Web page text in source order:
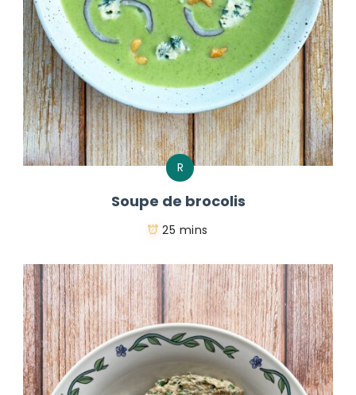
R
Soupe de brocolis
25 mins